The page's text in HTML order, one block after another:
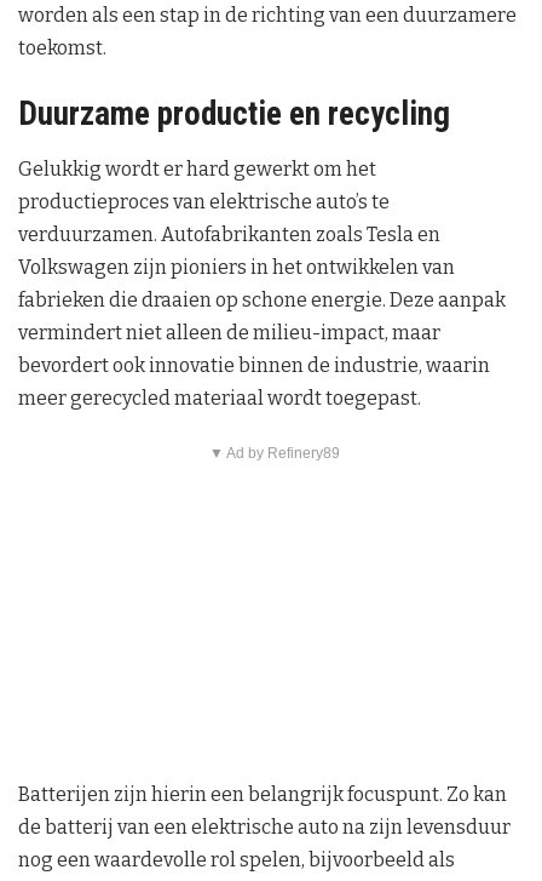
worden als een stap in de richting van een duurzamere
toekomst.
Duurzame productie en recycling
Gelukkig wordt er hard gewerkt om het
productieproces van elektrische auto’s te
verduurzamen. Autofabrikanten zoals Tesla en
Volkswagen zijn pioniers in het ontwikkelen van
fabrieken die draaien op schone energie. Deze aanpak
vermindert niet alleen de milieu-impact, maar
bevordert ook innovatie binnen de industrie, waarin
meer gerecycled materiaal wordt toegepast.
▼ Ad by Refinery89
Batterijen zijn hierin een belangrijk focuspunt. Zo kan
de batterij van een elektrische auto na zijn levensduur
nog een waardevolle rol spelen, bijvoorbeeld als